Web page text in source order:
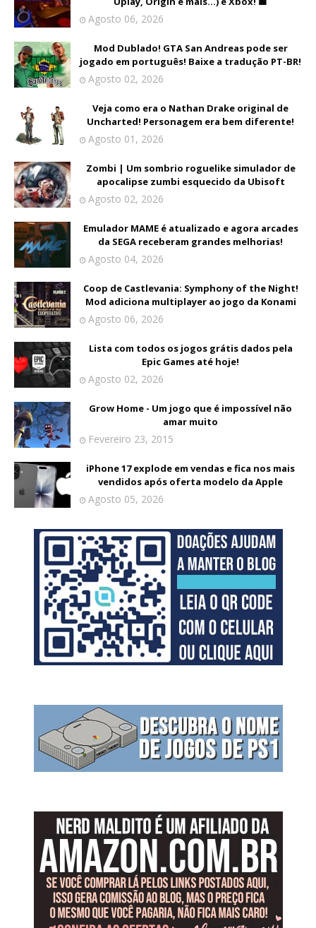
Agosto 06, 2026
Mod Dublado! GTA San Andreas pode ser
jogado em português! Baixe a tradução PT-BR!
Agosto 02, 2026
Veja como era o Nathan Drake original de
Uncharted! Personagem era bem diferente!
Agosto 01, 2026
Zombi | Um sombrio roguelike simulador de
apocalipse zumbi esquecido da Ubisoft
Agosto 02, 2026
Emulador MAME é atualizado e agora arcades
da SEGA receberam grandes melhorias!
Agosto 04, 2026
Coop de Castlevania: Symphony of the Night!
Mod adiciona multiplayer ao jogo da Konami
Agosto 06, 2026
Lista com todos os jogos grátis dados pela
Epic Games até hoje!
Agosto 02, 2026
Grow Home - Um jogo que é impossível não
amar muito
Fevereiro 23, 2015
iPhone 17 explode em vendas e fica nos mais
vendidos após oferta modelo da Apple
Agosto 05, 2026